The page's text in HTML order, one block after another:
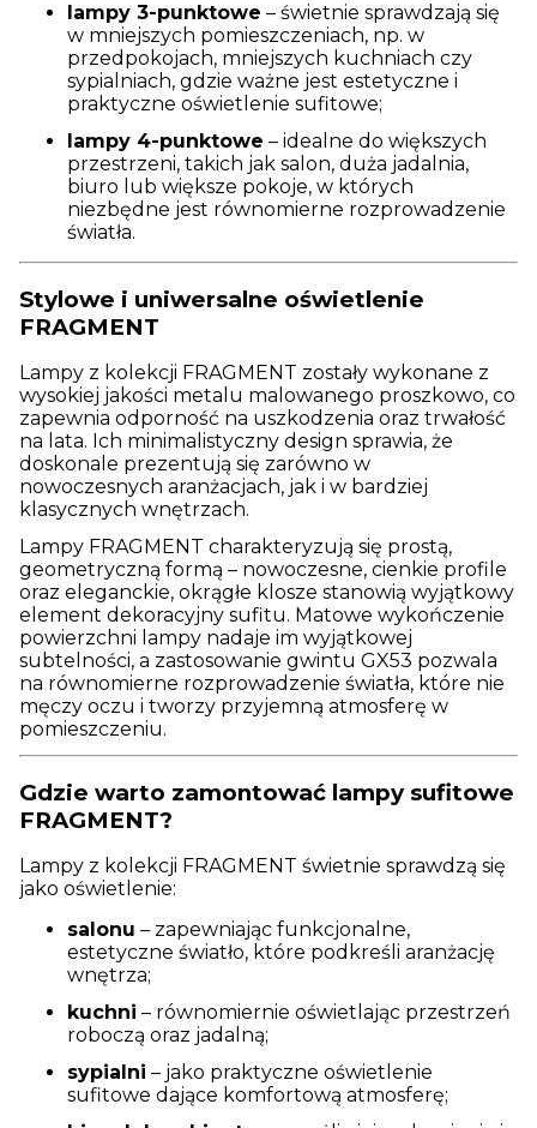
lampy 3-punktowe – świetnie sprawdzają się
w mniejszych pomieszczeniach, np. w
przedpokojach, mniejszych kuchniach czy
sypialniach, gdzie ważne jest estetyczne i
praktyczne oświetlenie sufitowe;
lampy 4-punktowe – idealne do większych
przestrzeni, takich jak salon, duża jadalnia,
biuro lub większe pokoje, w których
niezbędne jest równomierne rozprowadzenie
światła.
Stylowe i uniwersalne oświetlenie
FRAGMENT
Lampy z kolekcji FRAGMENT zostały wykonane z
wysokiej jakości metalu malowanego proszkowo, co
zapewnia odporność na uszkodzenia oraz trwałość
na lata. Ich minimalistyczny design sprawia, że
doskonale prezentują się zarówno w
nowoczesnych aranżacjach, jak i w bardziej
klasycznych wnętrzach.
Lampy FRAGMENT charakteryzują się prostą,
geometryczną formą – nowoczesne, cienkie profile
oraz eleganckie, okrągłe klosze stanowią wyjątkowy
element dekoracyjny sufitu. Matowe wykończenie
powierzchni lampy nadaje im wyjątkowej
subtelności, a zastosowanie gwintu GX53 pozwala
na równomierne rozprowadzenie światła, które nie
męczy oczu i tworzy przyjemną atmosferę w
pomieszczeniu.
Gdzie warto zamontować lampy sufitowe
FRAGMENT?
Lampy z kolekcji FRAGMENT świetnie sprawdzą się
jako oświetlenie:
salonu – zapewniając funkcjonalne,
estetyczne światło, które podkreśli aranżację
wnętrza;
kuchni – równomiernie oświetlając przestrzeń
roboczą oraz jadalną;
sypialni – jako praktyczne oświetlenie
sufitowe dające komfortową atmosferę;